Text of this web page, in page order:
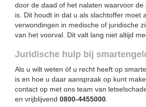
door de daad of het nalaten waarvoor de
is. Dit houdt in dat u als slachtoffer moet
verwondingen in medische of juridische
van het voorval. Dit valt lang niet altijd
Juridische hulp bij
Als u wilt weten óf u recht heeft op
is en hoe u daar aanspraak op kunt
contact op met ons team van
en vrijblijvend 0800-4455000